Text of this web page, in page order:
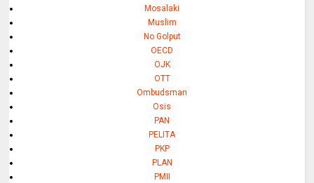
Mosalaki
Muslim
No Golput
OECD
OJK
OTT
Ombudsman
Osis
PAN
PELITA
PKP
PLAN
PMII